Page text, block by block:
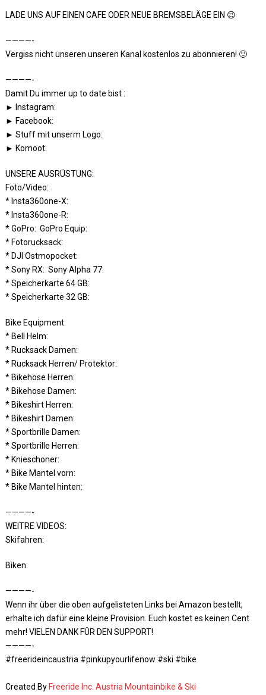
LADE UNS AUF EINEN CAFE ODER NEUE BREMSBELÄGE EIN 😉
————-
Vergiss nicht unseren unseren Kanal kostenlos zu abonnieren! 🙂
————-
Damit Du immer up to date bist :
► Instagram:
► Facebook:
► Stuff mit unserm Logo:
► Komoot:
UNSERE AUSRÜSTUNG:
Foto/Video:
* Insta360one-X:
* Insta360one-R:
* GoPro: GoPro Equip:
* Fotorucksack:
* DJI Ostmopocket:
* Sony RX: Sony Alpha 77:
* Speicherkarte 64 GB:
* Speicherkarte 32 GB:
Bike Equipment:
* Bell Helm:
* Rucksack Damen:
* Rucksack Herren/ Protektor:
* Bikehose Herren:
* Bikehose Damen:
* Bikeshirt Herren:
* Bikeshirt Damen:
* Sportbrille Damen:
* Sportbrille Herren:
* Knieschoner:
* Bike Mantel vorn:
* Bike Mantel hinten:
————-
WEITRE VIDEOS:
Skifahren:
Biken:
————-
Wenn ihr über die oben aufgelisteten Links bei Amazon bestellt,
erhalte ich dafür eine kleine Provision. Euch kostet es keinen Cent
mehr! VIELEN DANK FÜR DEN SUPPORT!
————-
#freerideincaustria #pinkupyourlifenow #ski #bike
Created By Freeride Inc. Austria Mountainbike & Ski